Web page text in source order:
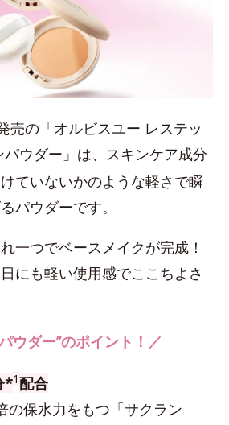
売の「オルビスユー レステッ
パウダー」は、スキンケア成分
ていないかのような軽さで瞬
パウダーです。
一つでベースメイクが完成！
にも軽い使用感でここちよさ
ウダー”のポイント！／
*1配合
の保水力をもつ「サクラン